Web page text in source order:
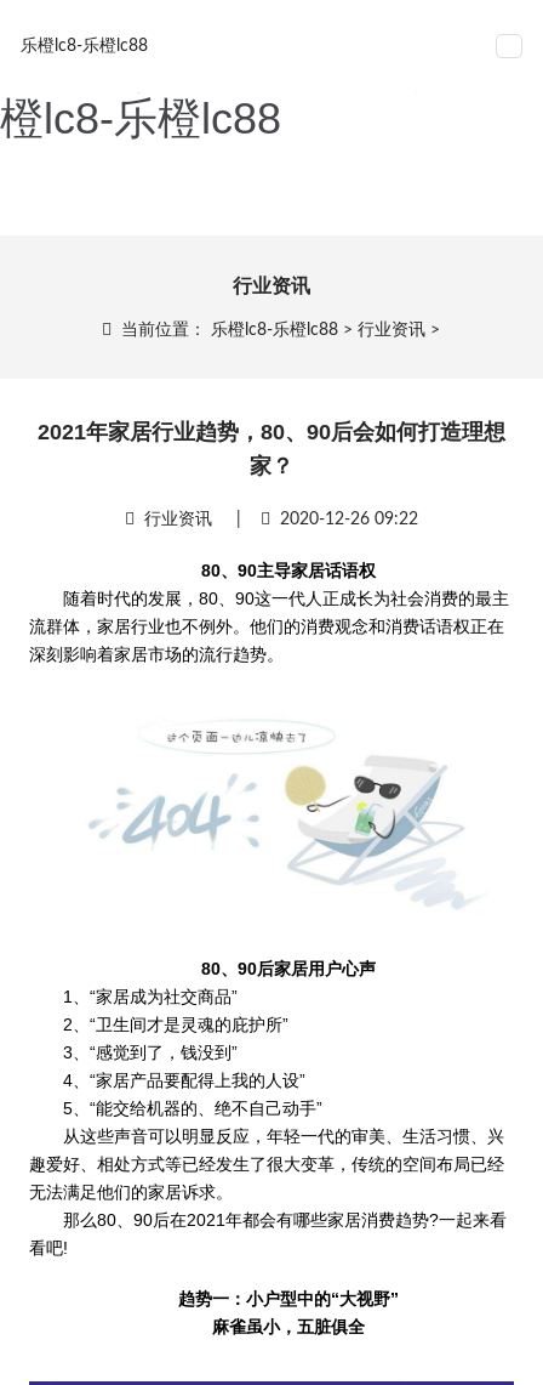
2021年家居行业趋势，80、
90后会如何打造理想家？-乐
橙lc8-乐橙lc88
乐橙lc8-乐橙lc88
行业资讯
当前位置： 乐橙lc8-乐橙lc88 >行业资讯 >
2021年家居行业趋势，80、90后会如何打造理想
家？
行业资讯| 2020-12-26 09:22
80、90主导家居话语权
随着时代的发展，80、90这一代人正成长为社会消费的最主
流群体，家居行业也不例外。他们的消费观念和消费话语权正在
深刻影响着家居市场的流行趋势。
80、90后家居用户心声
1、“家居成为社交商品”
2、“卫生间才是灵魂的庇护所”
3、“感觉到了，钱没到”
4、“家居产品要配得上我的人设”
5、“能交给机器的、绝不自己动手”
从这些声音可以明显反应，年轻一代的审美、生活习惯、兴
趣爱好、相处方式等已经发生了很大变革，传统的空间布局已经
无法满足他们的家居诉求。
那么80、90后在2021年都会有哪些家居消费趋势?一起来看
看吧!
趋势一：小户型中的“大视野”
麻雀虽小，五脏俱全